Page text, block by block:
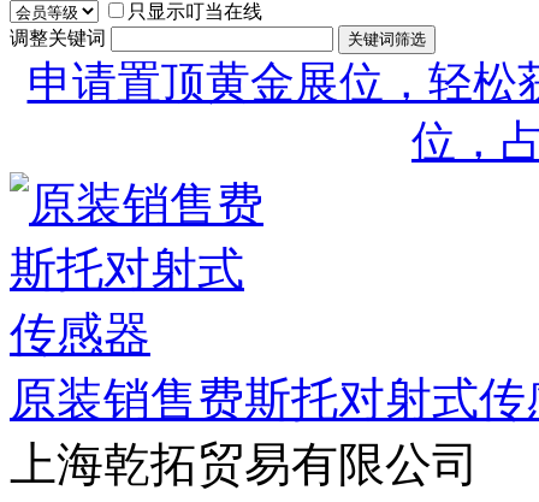
只显示叮当在线
调整关键词
申请置顶黄金展位，轻松
位，
原装销售费斯托对射式传
上海乾拓贸易有限公司